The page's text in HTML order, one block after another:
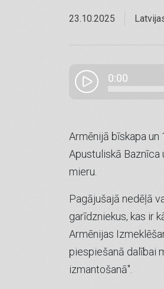
23.10.2025
0:00
Armēnijā bīskapa
Apustuliskā
mieru.
Pagājušajā nedēļā
garīdzniekus, kas ir
Armēnijas
piespiešanā dalībai
izmantošanā''.